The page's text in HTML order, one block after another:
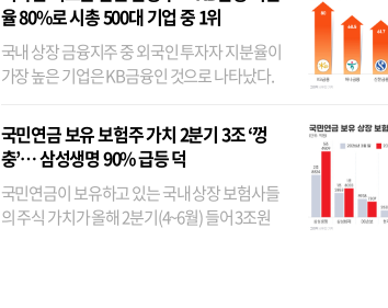
율 80%로 시총 500대 기업 중 1위
국내 상장 금융지주 중 외국인 투자자 지분율이
가장 높은 기업은 KB금융인 것으로 나타났다.
융이었다. 특히 KB금융은 지난달 말 기준 해외
기관투자자 지분율이...
국민연금 보유 보험주 가치 2분기 3조 ‘껑
충’… 삼성생명 90% 급등 덕
국민연금이 보유하고 있는 국내 상장 보험사들
의 주식 가치가 올해 2분기(4~6월) 들어 3조원